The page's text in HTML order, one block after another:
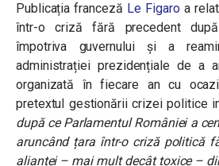
Publicația franceză Le Figaroa
într-o criză fără precedent
împotriva guvernului și a
administrației prezidențiale de a
organizată în fiecare an cu
pretextul gestionării crizei politice
după ce Parlamentul României a
aruncând țara într-o criză politică
alianței – mai mult decât toxice –